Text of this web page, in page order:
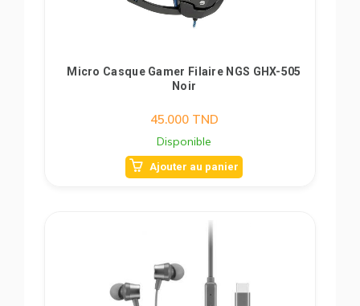
Micro Casque Gamer Filaire NGS GHX-505
Noir
45.000TND
Disponible
Ajouter au panier